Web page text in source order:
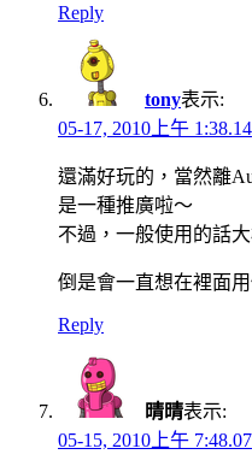
Reply
tony表示:
05-17, 2010上午 1:38.14
還滿好玩的，當然離
是一種推廣啦～
不過，一般使用的話
倒是會一直想在裡面
Reply
晴晴表示:
05-15, 2010上午 7:48.07